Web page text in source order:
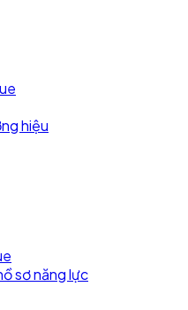
hiệu
sơ năng lực